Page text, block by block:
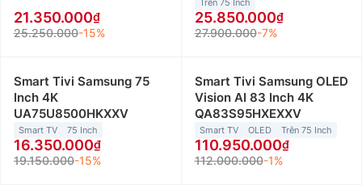
21.350.000
25.250.000-15%
Trên 75 Inch
25.850.000
27.900.000-7%
Smart Tivi Samsung 75
Inch 4K
UA75U8500HKXXV
Smart TV 75 Inch
16.350.000
19.150.000-15%
Smart Tivi Samsung OLED
Vision AI 83 Inch 4K
QA83S95HXEXXV
Smart TV OLED Trên 75 Inch
110.950.000
112.000.000-1%